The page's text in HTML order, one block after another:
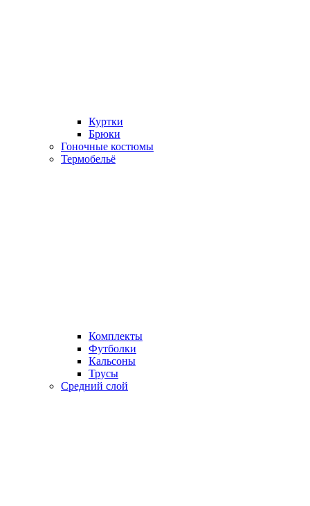
Куртки
Брюки
Гоночные костюмы
Термобельё
Комплекты
Футболки
Кальсоны
Трусы
Средний слой